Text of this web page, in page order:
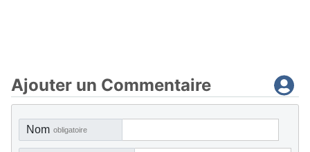
Ajouter un Commentaire
Nom obligatoire